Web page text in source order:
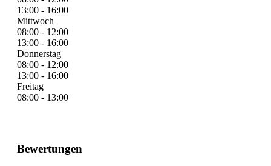
13:00 - 16:00
Mittwoch
08:00 - 12:00
13:00 - 16:00
Donnerstag
08:00 - 12:00
13:00 - 16:00
Freitag
08:00 - 13:00
Bewertungen